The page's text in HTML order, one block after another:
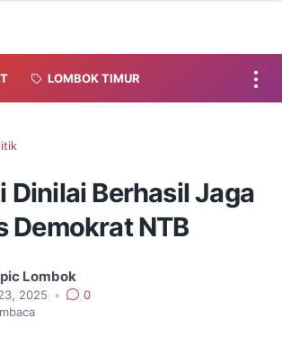
LOMBOK TIMUR
Dinilai Berhasil Jaga
Demokrat NTB
Lombok
2025 •
0